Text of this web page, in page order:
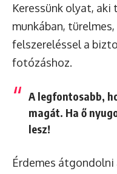
Keressünk olyat,
munkában,
felszereléssel a
fotózáshoz.
A legfontosabb,
magát. Ha ő
lesz!
Érdemes